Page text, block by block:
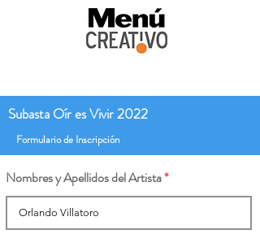
Subasta Oír es Vivir 2022
Formulario de Inscripción
Nombres y Apellidos del Artista